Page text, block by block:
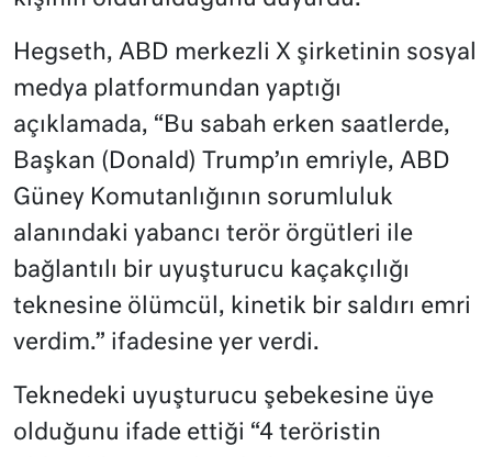
Hegseth, ABD merkezli X şirketinin sosyal
medya platformundan yaptığı
açıklamada, “Bu sabah erken saatlerde,
Başkan (Donald) Trump’ın emriyle, ABD
Güney Komutanlığının sorumluluk
alanındaki yabancı terör örgütleri ile
bağlantılı bir uyuşturucu kaçakçılığı
teknesine ölümcül, kinetik bir saldırı emri
verdim.” ifadesine yer verdi.
Teknedeki uyuşturucu şebekesine üye
olduğunu ifade ettiği “4 teröristin